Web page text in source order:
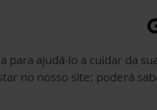
para ajudá-lo a cuidar da
no nosso site: poderá